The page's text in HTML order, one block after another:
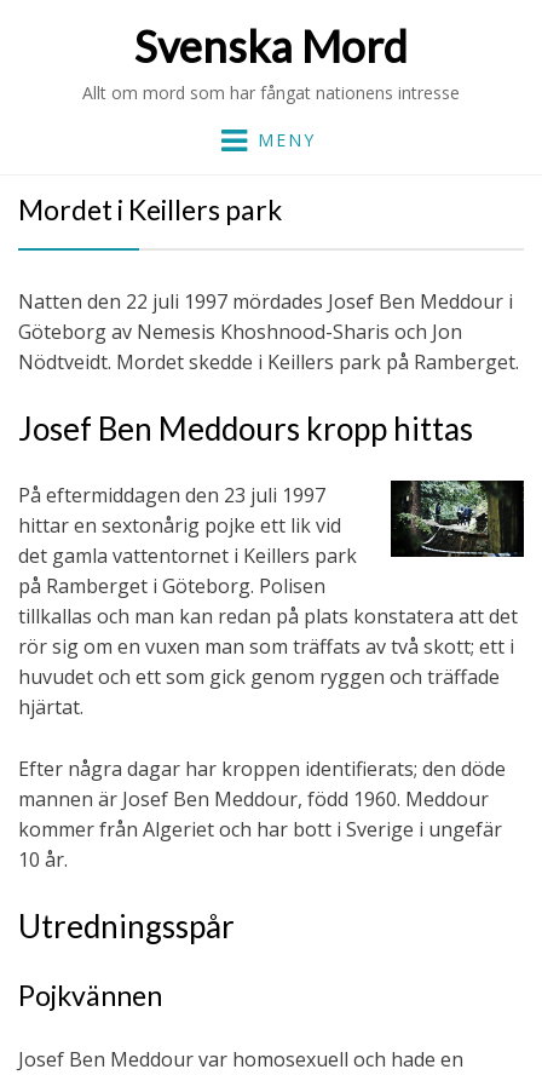
Svenska Mord
Allt om mord som har fångat nationens intresse
MENY
Mordet i Keillers park
Natten den 22 juli 1997 mördades Josef Ben Meddour i
Göteborg av Nemesis Khoshnood-Sharis och Jon
Nödtveidt. Mordet skedde i Keillers park på Ramberget.
Josef Ben Meddours kropp hittas
På eftermiddagen den 23 juli 1997
hittar en sextonårig pojke ett lik vid
det gamla vattentornet i Keillers park
på Ramberget i Göteborg. Polisen
tillkallas och man kan redan på plats konstatera att det
rör sig om en vuxen man som träffats av två skott; ett i
huvudet och ett som gick genom ryggen och träffade
hjärtat.
Efter några dagar har kroppen identifierats; den döde
mannen är Josef Ben Meddour, född 1960. Meddour
kommer från Algeriet och har bott i Sverige i ungefär
10 år.
Utredningsspår
Pojkvännen
Josef Ben Meddour var homosexuell och hade en